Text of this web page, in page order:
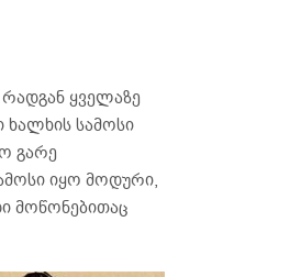
ყველაზე
ხალხის სამოსი
გარე
იყო მოდური,
მოწონებითაც